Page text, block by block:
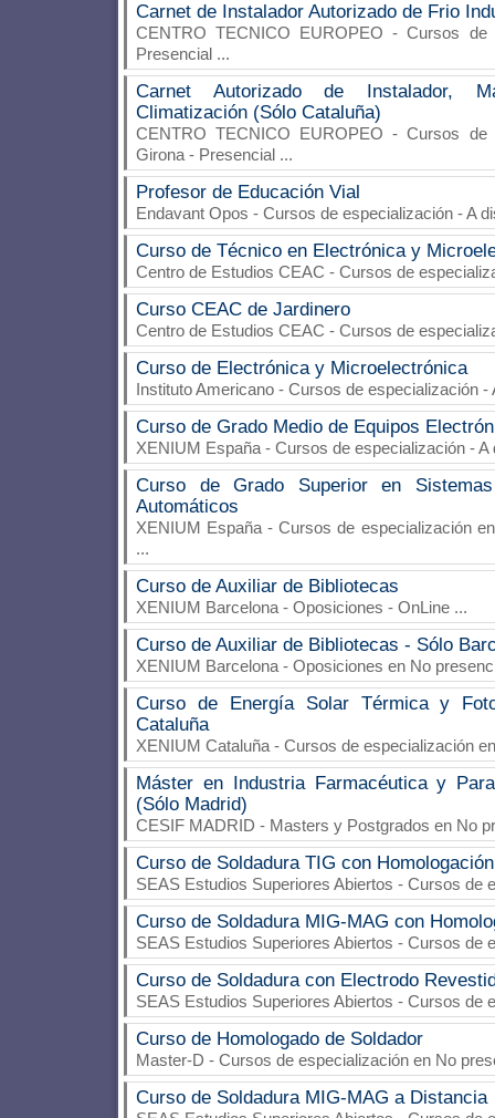
Carnet de Instalador Autorizado de Frio
CENTRO TECNICO EUROPEO - Cursos de
Presencial ...
Carnet Autorizado de Instalador,
Climatización (Sólo Cataluña)
CENTRO TECNICO EUROPEO - Cursos de
Girona - Presencial ...
Profesor de Educación Vial
Endavant Opos - Cursos de especialización - A
Curso de Técnico en Electrónica y
Centro de Estudios CEAC - Cursos de
Curso CEAC de Jardinero
Centro de Estudios CEAC - Cursos de
Curso de Electrónica y Microelectrónica
Instituto Americano - Cursos de especialización -
Curso de Grado Medio de Equipos
XENIUM España - Cursos de especialización -
Curso de Grado Superior en
Automáticos
XENIUM España - Cursos de especialización
...
Curso de Auxiliar de Bibliotecas
XENIUM Barcelona - Oposiciones - OnLine ...
Curso de Auxiliar de Bibliotecas - Sólo
XENIUM Barcelona - Oposiciones en No
Curso de Energía Solar Térmica y
Cataluña
XENIUM Cataluña - Cursos de especialización
Máster en Industria Farmacéutica y
(Sólo Madrid)
CESIF MADRID - Masters y Postgrados en No
Curso de Soldadura TIG con Homologación
SEAS Estudios Superiores Abiertos - Cursos de
Curso de Soldadura MIG-MAG con
SEAS Estudios Superiores Abiertos - Cursos de
Curso de Soldadura con Electrodo
SEAS Estudios Superiores Abiertos - Cursos de
Curso de Homologado de Soldador
Master-D - Cursos de especialización en No
Curso de Soldadura MIG-MAG a Distancia